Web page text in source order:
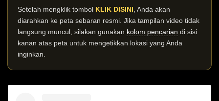
Setelah mengklik tombol KLIK DISINI , Anda akan
diarahkan ke peta sebaran resmi. Jika tampilan video tidak
langsung muncul, silakan gunakan kolom pencarian di sisi
kanan atas peta untuk mengetikkan lokasi yang Anda
inginkan.